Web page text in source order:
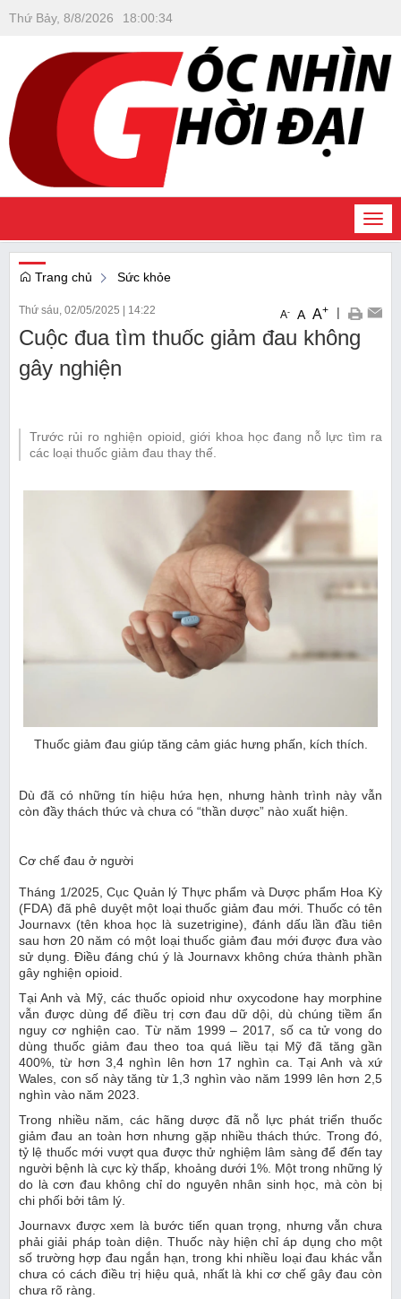
Thứ Bảy, 8/8/2026 18:00:35
Trang chủ Sức khỏe
Thứ sáu, 02/05/2025 14:22 A- A A+ |
Cuộc đua tìm thuốc giảm đau không
gây nghiện
Trước rủi ro nghiện opioid, giới khoa học đang nỗ lực tìm ra
các loại thuốc giảm đau thay thế.
Thuốc giảm đau giúp tăng cảm giác hưng phấn, kích thích.
Dù đã có những tín hiệu hứa hẹn, nhưng hành trình này vẫn
còn đầy thách thức và chưa có “thần dược” nào xuất hiện.
Cơ chế đau ở người
Tháng 1/2025, Cục Quản lý Thực phẩm và Dược phẩm Hoa Kỳ
(FDA) đã phê duyệt một loại thuốc giảm đau mới. Thuốc có tên
Journavx (tên khoa học là suzetrigine), đánh dấu lần đầu tiên
sau hơn 20 năm có một loại thuốc giảm đau mới được đưa vào
sử dụng. Điều đáng chú ý là Journavx không chứa thành phần
gây nghiện opioid.
Tại Anh và Mỹ, các thuốc opioid như oxycodone hay morphine
vẫn được dùng để điều trị cơn đau dữ dội, dù chúng tiềm ẩn
nguy cơ nghiện cao. Từ năm 1999 – 2017, số ca tử vong do
dùng thuốc giảm đau theo toa quá liều tại Mỹ đã tăng gần
400%, từ hơn 3,4 nghìn lên hơn 17 nghìn ca. Tại Anh và xứ
Wales, con số này tăng từ 1,3 nghìn vào năm 1999 lên hơn 2,5
nghìn vào năm 2023.
Trong nhiều năm, các hãng dược đã nỗ lực phát triển thuốc
giảm đau an toàn hơn nhưng gặp nhiều thách thức. Trong đó,
tỷ lệ thuốc mới vượt qua được thử nghiệm lâm sàng để đến tay
người bệnh là cực kỳ thấp, khoảng dưới 1%. Một trong những lý
do là cơn đau không chỉ do nguyên nhân sinh học, mà còn bị
chi phối bởi tâm lý.
Journavx được xem là bước tiến quan trọng, nhưng vẫn chưa
phải giải pháp toàn diện. Thuốc này hiện chỉ áp dụng cho một
số trường hợp đau ngắn hạn, trong khi nhiều loại đau khác vẫn
chưa có cách điều trị hiệu quả, nhất là khi cơ chế gây đau còn
chưa rõ ràng.